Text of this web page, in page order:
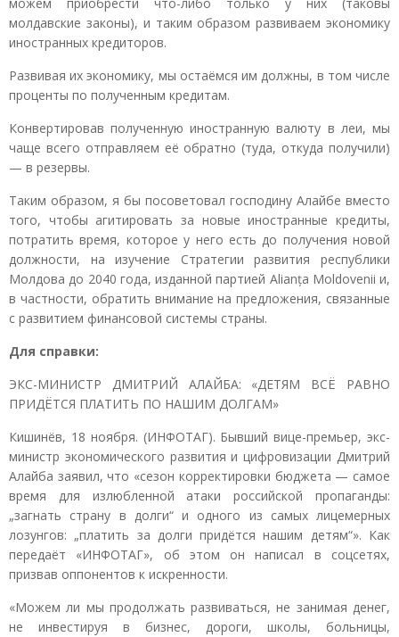
можем приобрести что-либо только у них (таковы
молдавские законы), и таким образом развиваем экономику
иностранных кредиторов.
Развивая их экономику, мы остаёмся им должны, в том числе
проценты по полученным кредитам.
Конвертировав полученную иностранную валюту в леи, мы
чаще всего отправляем её обратно (туда, откуда получили)
— в резервы.
Таким образом, я бы посоветовал господину Алайбе вместо
того, чтобы агитировать за новые иностранные кредиты,
потратить время, которое у него есть до получения новой
должности, на изучение Стратегии развития республики
Молдова до 2040 года, изданной партией Alianța Moldovenii и,
в частности, обратить внимание на предложения, связанные
с развитием финансовой системы страны.
Для справки:
ЭКС-МИНИСТР ДМИТРИЙ АЛАЙБА: «ДЕТЯМ ВСЁ РАВНО
ПРИДЁТСЯ ПЛАТИТЬ ПО НАШИМ ДОЛГАМ»
Кишинёв, 18 ноября. (ИНФОТАГ). Бывший вице-премьер, экс-
министр экономического развития и цифровизации Дмитрий
Алайба заявил, что «сезон корректировки бюджета — самое
время для излюбленной атаки российской пропаганды:
„загнать страну в долги“ и одного из самых лицемерных
лозунгов: „платить за долги придётся нашим детям“». Как
передаёт «ИНФОТАГ», об этом он написал в соцсетях,
призвав оппонентов к искренности.
«Можем ли мы продолжать развиваться, не занимая денег,
не инвестируя в бизнес, дороги, школы, больницы,